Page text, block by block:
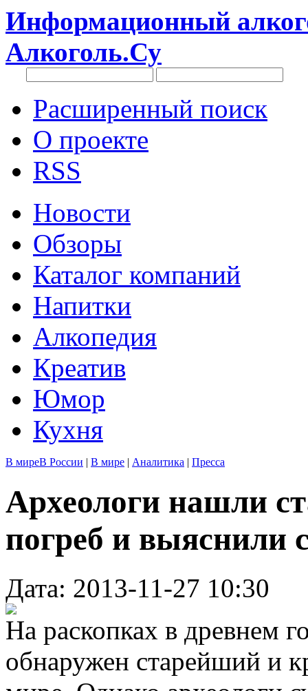
Информационный
Алкоголь.Су
Расширенный поиск
О проекте
RSS
Новости
Обзоры
Каталог компаний
Напитки
Алкопедия
Креатив
Юмор
Кухня
В миреВ России | В мире | Аналитика | Пресса
Археологи нашли
погреб и выяснили
Дата: 2013-11-27 10:30
На раскопках в древнем
обнаружен старейший и